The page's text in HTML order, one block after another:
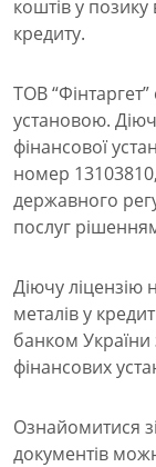
коштів у
кредиту.
ТОВ
установою.
фінансової
номер
державного
послуг
Діючу ліцензію
металів у
банком України
фінансових
Ознайомитися
документів